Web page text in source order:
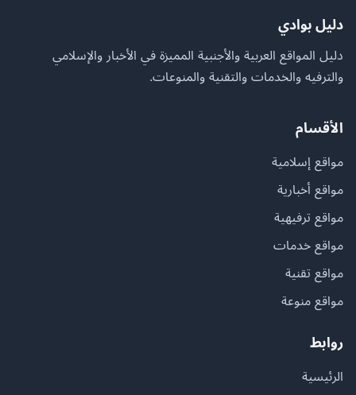
دليل بوادي
دليل المواقع العربية والأجنبية المميزة في الأخبار والإسلامي
والترفيه والخدمات والتقنية والمنوعات.
الأقسام
مواقع إسلامية
مواقع أخبارية
مواقع ترفيهية
مواقع خدمات
مواقع تقنية
مواقع منوعة
روابط
الرئيسية